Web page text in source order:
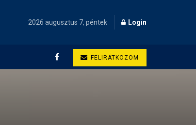
2026 augusztus 7, péntek Login
FELIRATKOZOM